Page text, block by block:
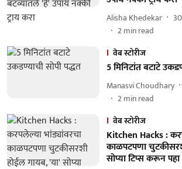
Alisha Khedekar
2min read
वेब स्टोरीज
5 मिनिटांत बटाटे
Manasvi Choudhary
2min read
वेब स्टोरीज
Kitchen Hacks :
काळपटपणा
सोप्या टिप्स करून पहा